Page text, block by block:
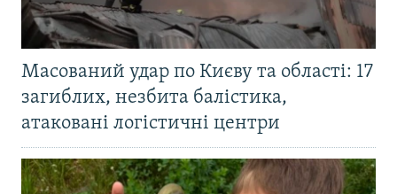
Масований удар по Києву та області: 17
загиблих, незбита балістика,
атаковані логістичні центри